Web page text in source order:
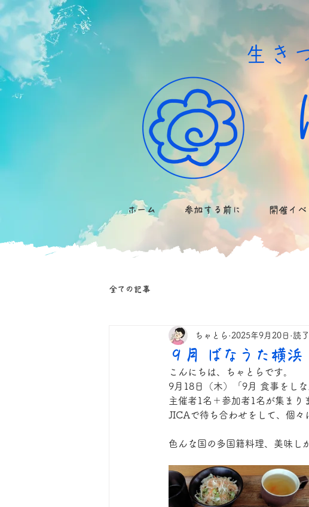
生き
ホーム 参加する前に 開催イベ
全ての記事
９月 ばなうた横
ちゃとら 2025年9月20日 読
こんにちは、ちゃとらです。
9月18日（木）「9月 食事をし
主催者1名＋参加者1名が集まり
JICAで待ち合わせをして、個々
色んな国の多国籍料理、美味し